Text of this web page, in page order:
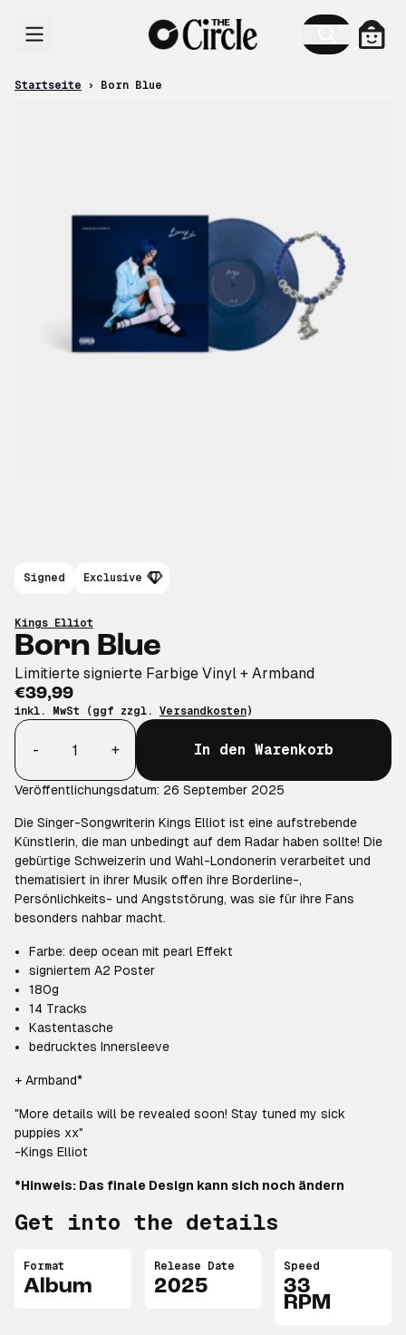
Startseite › Born Blue
Kings Elliot
Born Blue
Limitierte signierte Farbige Vinyl + Armband
€39,99
inkl. MwSt (ggf zzgl. Versandkosten)
Anzahl
-
+ In den Warenkorb
Veröffentlichungsdatum: 26 September 2025
Die Singer-Songwriterin Kings Elliot ist eine aufstrebende
Künstlerin, die man unbedingt auf dem Radar haben sollte! Die
gebürtige Schweizerin und Wahl-Londonerin verarbeitet und
thematisiert in ihrer Musik offen ihre Borderline-,
Persönlichkeits- und Angststörung, was sie für ihre Fans
besonders nahbar macht.
Farbe: deep ocean mit pearl Effekt
signiertem A2 Poster
180g
14 Tracks
Kastentasche
bedrucktes Innersleeve
+ Armband*
"More details will be revealed soon! Stay tuned my sick
puppies xx"
-Kings Elliot
*Hinweis: Das finale Design kann sich noch ändern
Get into the details
Format
Album
Release Date
2025
Speed
33
RPM
Signed Exclusive